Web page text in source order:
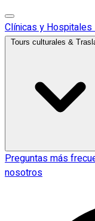
Clínicas y Hospitales
Tours culturales &
Preguntas más
nosotros